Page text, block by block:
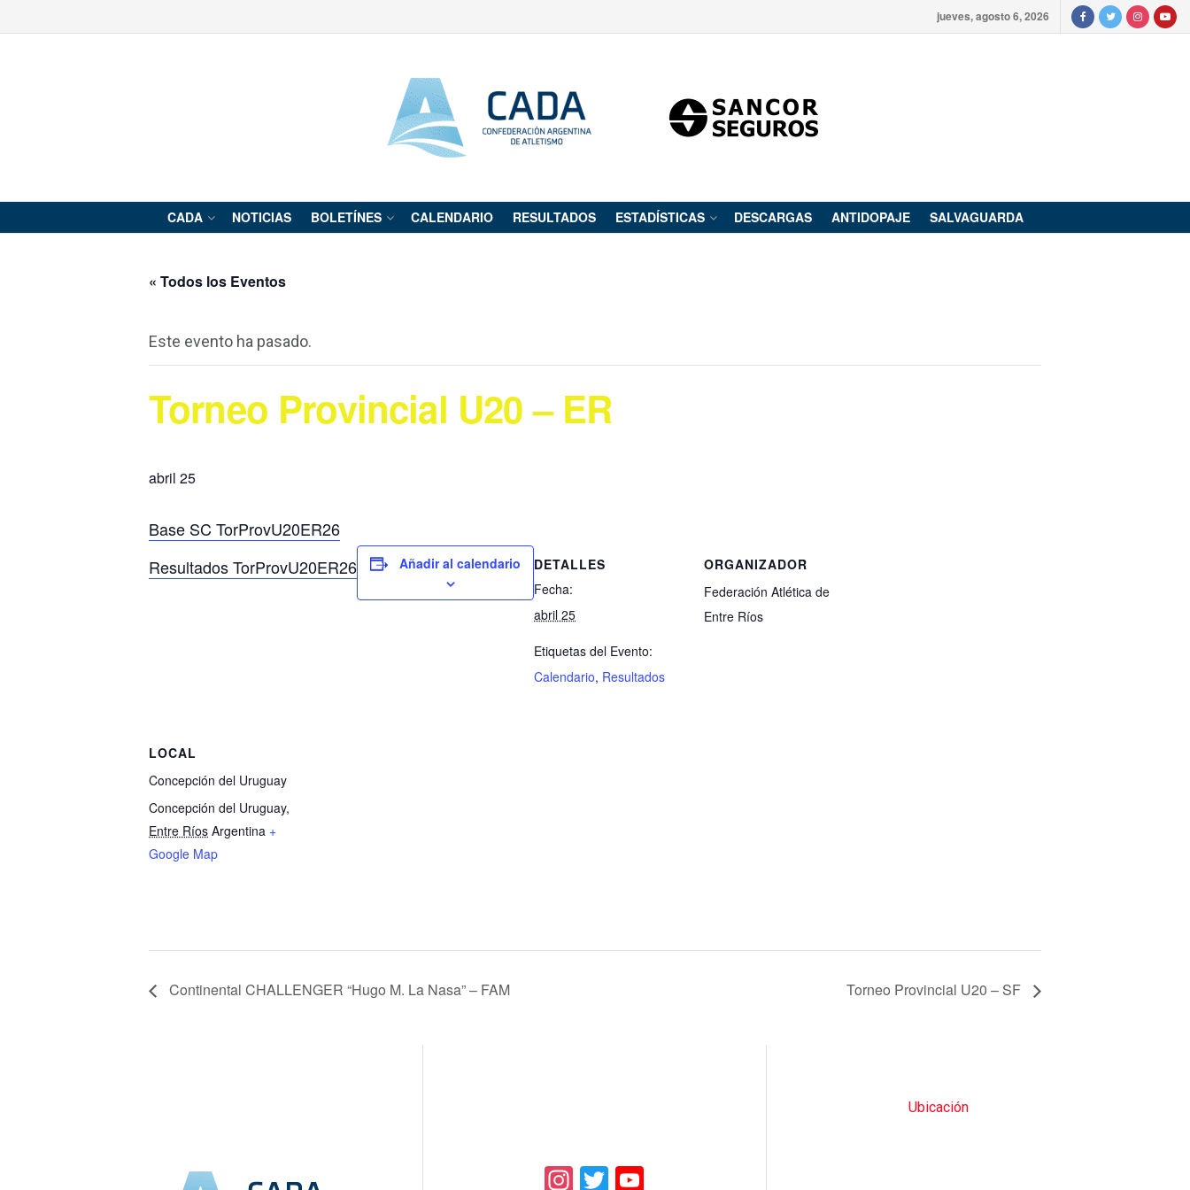
jueves, agosto 6, 2026
CADA NOTICIAS BOLETÍNES CALENDARIO RESULTADOS ESTADÍSTICAS DESCARGAS ANTIDOPAJE SALVAGUARDA
« Todos los Eventos
Este evento ha pasado.
Torneo Provincial U20 – ER
abril 25
Base SC TorProvU20ER26
Resultados TorProvU20ER26
Añadir al calendario
DETALLES
Fecha:
abril 25
Etiquetas del Evento:
Calendario, Resultados
ORGANIZADOR
Federación Atlética de
Entre Ríos
LOCAL
Concepción del Uruguay
Concepción del Uruguay,
Entre Ríos Argentina +
Google Map
Continental CHALLENGER “Hugo M. La Nasa” – FAM Torneo Provincial U20 – SF
Instagram
Twitter
Ubicación